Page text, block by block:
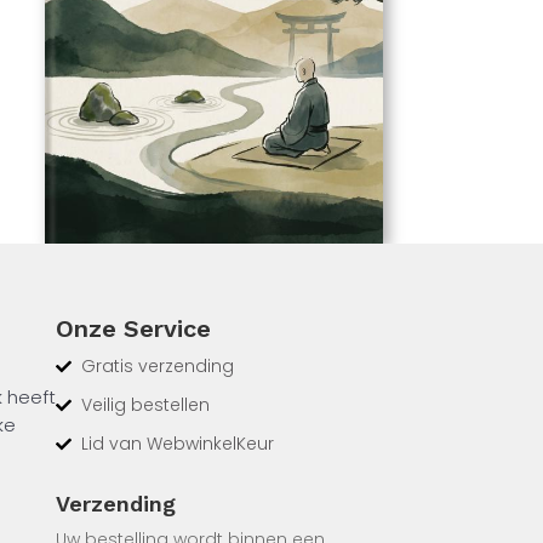
heeft
Onze Service
Gratis verzending
Veilig bestellen
Lid van WebwinkelKeur
Verzending